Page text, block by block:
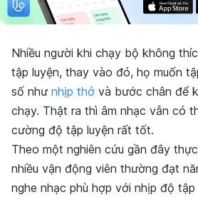
Nhiều người khi chạy bộ không
tập luyện, thay vào đó, họ muốn
số như nhịp thở và bước chân để
chạy. Thật ra thì âm nhạc vẫn có
cường độ tập luyện rất tốt.
Theo một nghiên cứu gần đây
nhiều vận động viên thường đạt
nghe nhạc phù hợp với nhịp độ tập